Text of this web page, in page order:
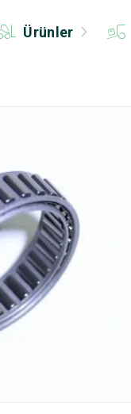
Ürünler